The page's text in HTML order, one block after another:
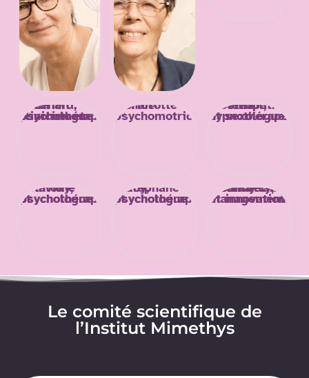
Le comité scientifique de
l’Institut Mimethys